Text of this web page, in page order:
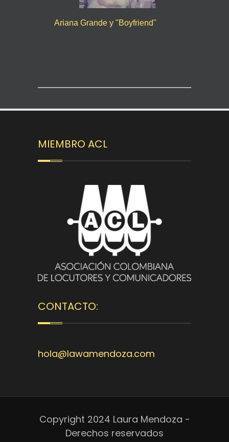
Ariana Grande y "Boyfriend"
MIEMBRO ACL
CONTACTO:
hola@lawamendoza.com
Copyright 2024 Laura Mendoza -
Derechos reservados